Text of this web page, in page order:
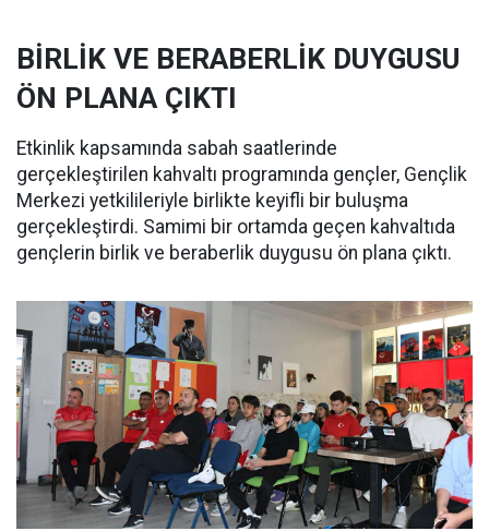
BİRLİK VE BERABERLİK DUYGUSU
ÖN PLANA ÇIKTI
Etkinlik kapsamında sabah saatlerinde
gerçekleştirilen kahvaltı programında gençler, Gençlik
Merkezi yetkilileriyle birlikte keyifli bir buluşma
gerçekleştirdi. Samimi bir ortamda geçen kahvaltıda
gençlerin birlik ve beraberlik duygusu ön plana çıktı.